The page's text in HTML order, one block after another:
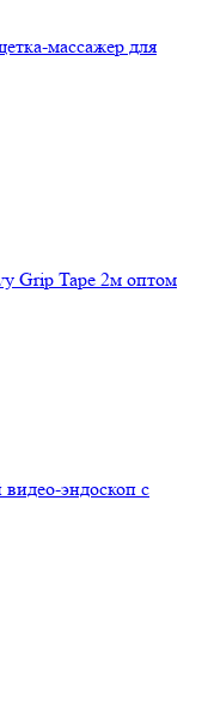
массажер для
Grip Tape 2м оптом
эндоскоп с